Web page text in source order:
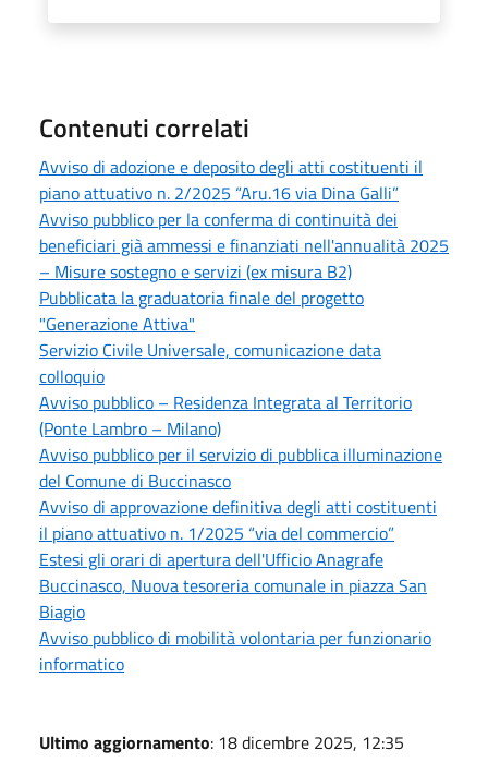
Contenuti correlati
Avviso di adozione e deposito degli atti costituenti il
piano attuativo n. 2/2025 “Aru.16 via Dina Galli”
Avviso pubblico per la conferma di continuità dei
beneficiari già ammessi e finanziati nell'annualità 2025
– Misure sostegno e servizi (ex misura B2)
Pubblicata la graduatoria finale del progetto
"Generazione Attiva"
Servizio Civile Universale, comunicazione data
colloquio
Avviso pubblico – Residenza Integrata al Territorio
(Ponte Lambro – Milano)
Avviso pubblico per il servizio di pubblica illuminazione
del Comune di Buccinasco
Avviso di approvazione definitiva degli atti costituenti
il piano attuativo n. 1/2025 “via del commercio”
Estesi gli orari di apertura dell'Ufficio Anagrafe
Buccinasco, Nuova tesoreria comunale in piazza San
Biagio
Avviso pubblico di mobilità volontaria per funzionario
informatico
Ultimo aggiornamento: 18 dicembre 2025, 12:35